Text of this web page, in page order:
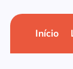
Início